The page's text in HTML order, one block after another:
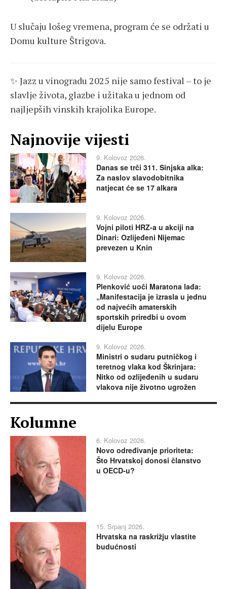
U slučaju lošeg vremena, program će se održati u
Domu kulture Štrigova.
✨ Jazz u vinogradu 2025 nije samo festival – to je
slavlje života, glazbe i užitaka u jednom od
najljepših vinskih krajolika Europe.
Najnovije vijesti
9. Kolovoz 2026.
Danas se trči 311. Sinjska alka:
Za naslov slavodobitnika
natjecat će se 17 alkara
9. Kolovoz 2026.
Vojni piloti HRZ-a u akciji na
Dinari: Ozlijeđeni Nijemac
prevezen u Knin
9. Kolovoz 2026.
Plenković uoči Maratona lađa:
„Manifestacija je izrasla u jednu
od najvećih amaterskih
sportskih priredbi u ovom
dijelu Europe
9. Kolovoz 2026.
Ministri o sudaru putničkog i
teretnog vlaka kod Škrinjara:
Nitko od ozlijeđenih u sudaru
vlakova nije životno ugrožen
Kolumne
6. Kolovoz 2026.
Novo određivanje prioriteta:
Što Hrvatskoj donosi članstvo
u OECD-u?
15. Srpanj 2026.
Hrvatska na raskrižju vlastite
budućnosti